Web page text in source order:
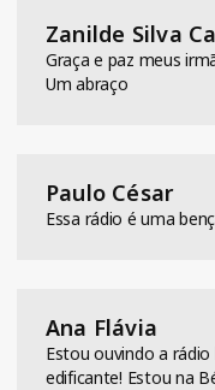
Zanilde Silva
Graça e paz meus
Um abraço
Paulo César
Essa rádio é uma
Ana Flávia
Estou ouvindo a
edificante! Estou na